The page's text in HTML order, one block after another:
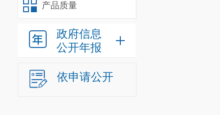
产品质量
政府信息
公开年报
依申请公开